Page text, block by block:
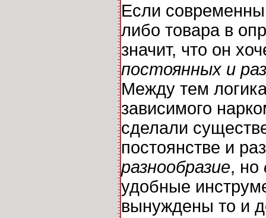
Если
либо товара в
значит, что он
постоянных и
Между тем
зависимого
сделали
постоянстве и
разнообразие, но
удобные
вынуждены то и